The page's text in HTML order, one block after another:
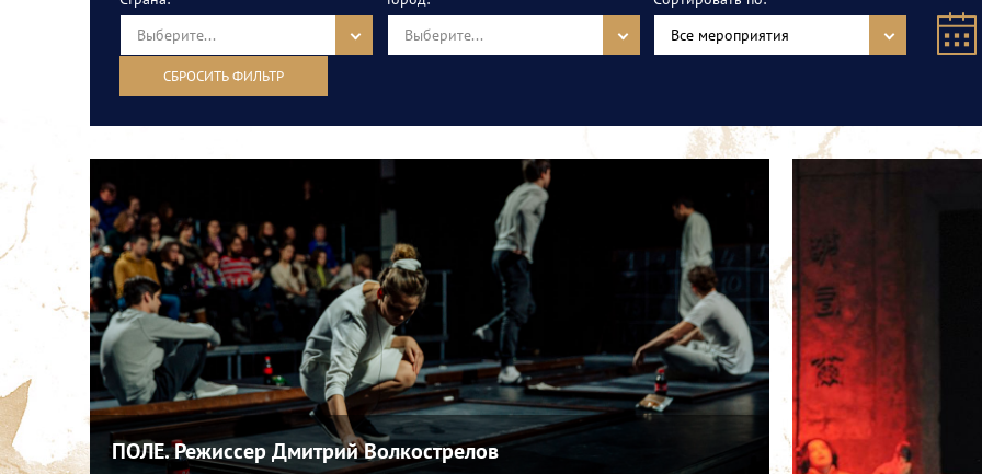
Выберите...
Выберите...
Все мероприятия
СБРОСИТЬ ФИЛЬТР
ПОЛЕ. Режиссер Дмитрий Волкострелов